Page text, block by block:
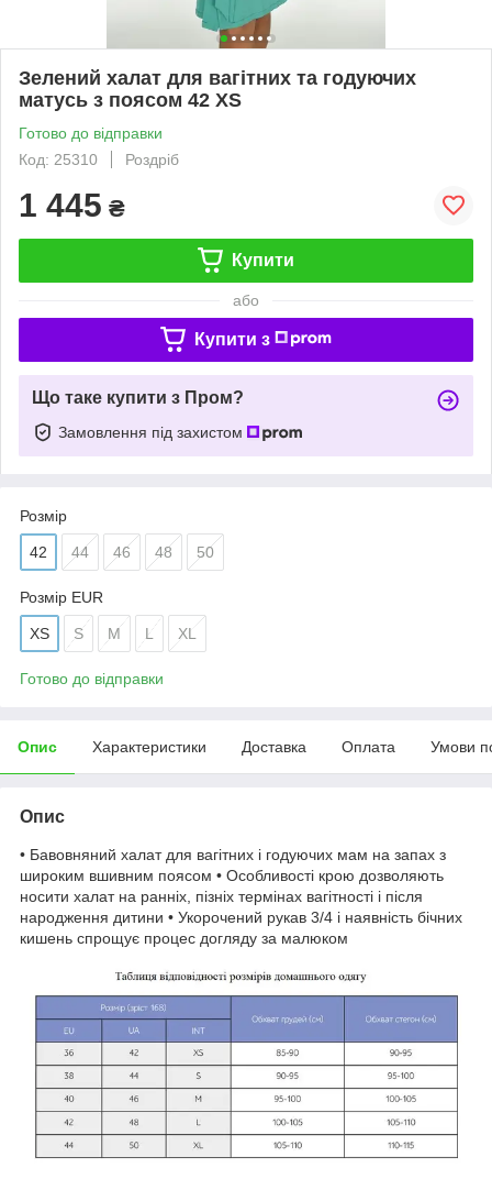
Зелений халат для вагітних та годуючих
матусь з поясом 42 XS
Готово до відправки
Код: 25310
Роздріб
1 445 ₴
Купити
або
Купити з
Що таке купити з Пром?
Замовлення під захистом
Розмір
42 44 46 48 50
Розмір EUR
XS S M L XL
Готово до відправки
Опис Характеристики Доставка Оплата Умови
Опис
• Бавовняний халат для вагітних і годуючих мам на запах з
широким вшивним поясом • Особливості крою дозволяють
носити халат на ранніх, пізніх термінах вагітності і після
народження дитини • Укорочений рукав 3/4 і наявність бічних
кишень спрощує процес догляду за малюком